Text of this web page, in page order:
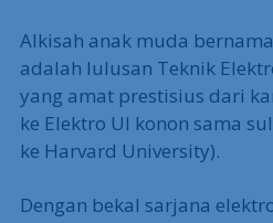
Alkisah anak muda bernama
adalah lulusan Teknik
yang amat prestisius dari
ke Elektro UI konon sama
ke Harvard University).
Dengan bekal sarjana